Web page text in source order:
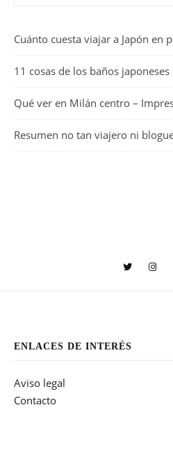
Cuánto cuesta viajar a Japón en
11 cosas de los baños
Qué ver en Milán centro –
Resumen no tan viajero ni
ENLACES DE INTERÉS
Aviso legal
Contacto